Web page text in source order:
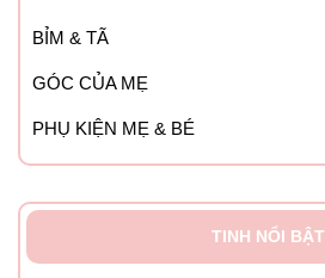
BỈM & TÃ
GÓC CỦA MẸ
PHỤ KIỆN MẸ & BÉ
TINH NỔI BẬT